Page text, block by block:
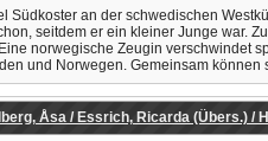
Südkoster an der schwedischen
seitdem er ein kleiner Junge war.
norwegische Zeugin verschwindet
und Norwegen. Gemeinsam
Åsa / Essrich, Ricarda (Übers.) /